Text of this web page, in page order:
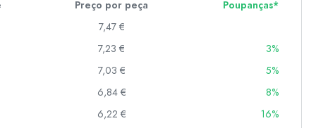
Preço por peça
Poupanças*
7,47 €
7,23 €
3%
7,03 €
5%
6,84 €
8%
6,22 €
16%